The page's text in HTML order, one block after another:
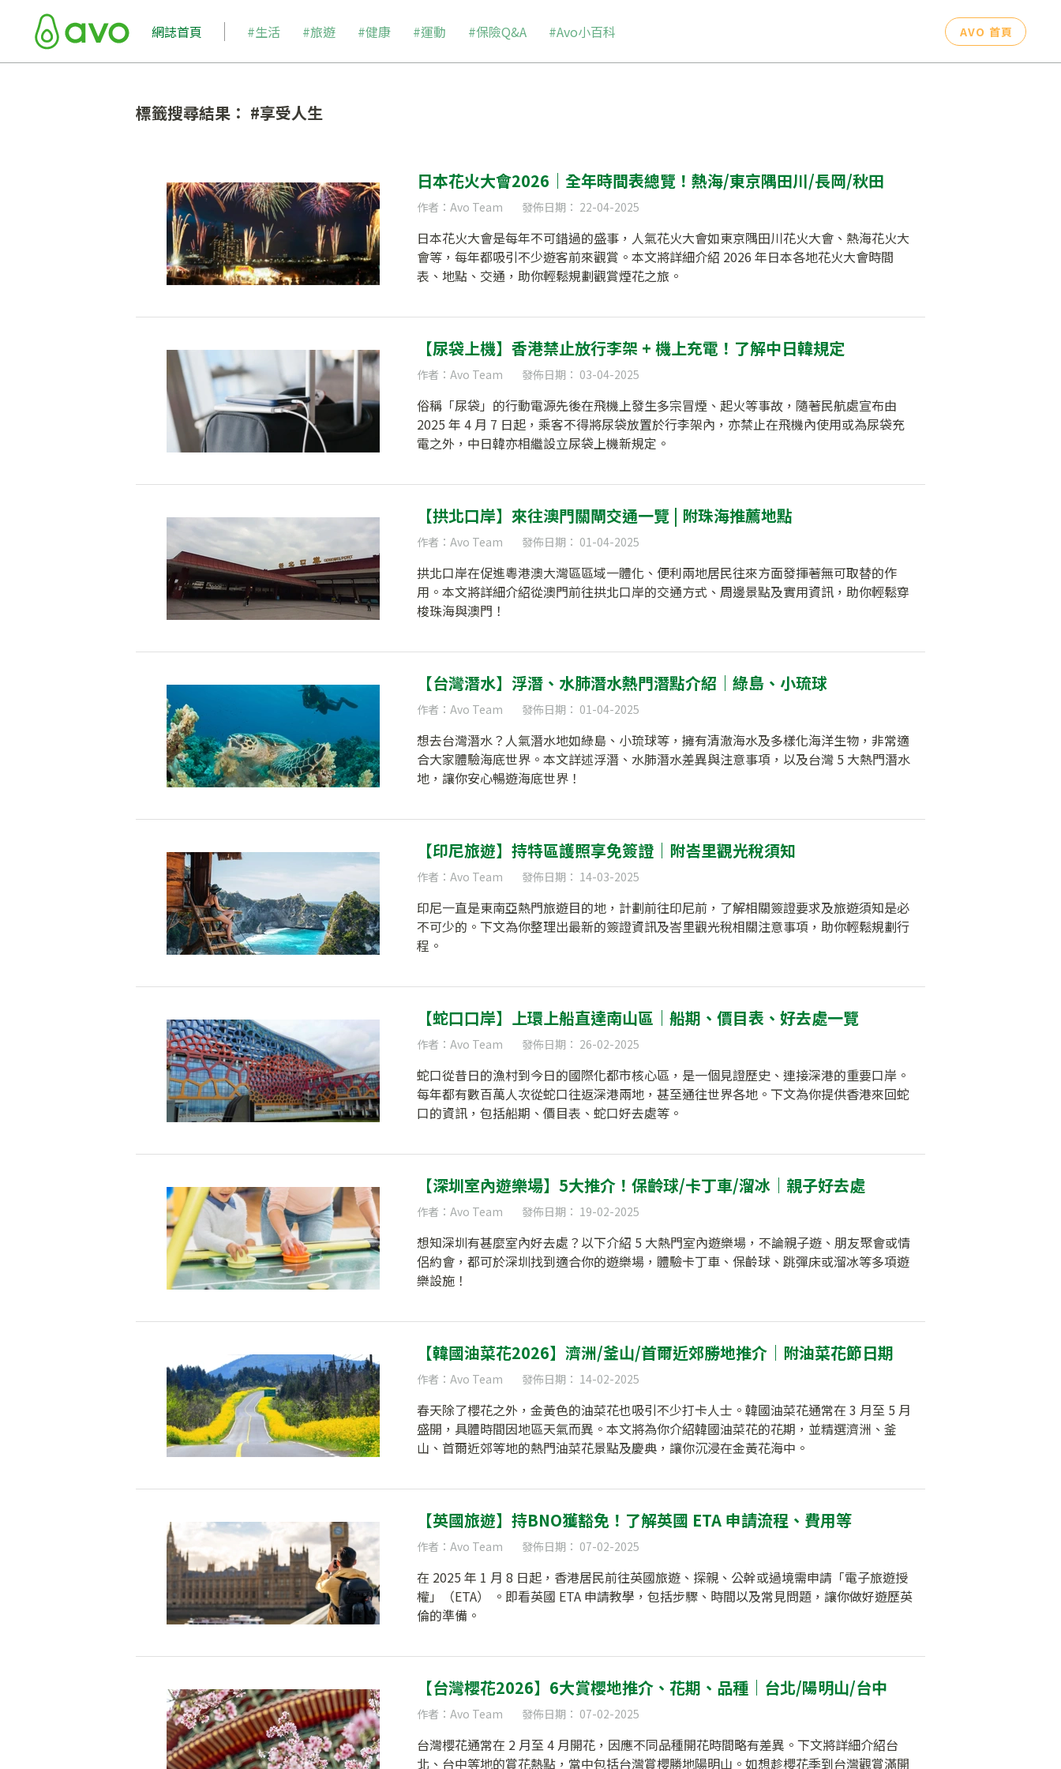
網誌首頁 #生活 #旅遊 #健康 #運動 #保險Q&A #Avo小百科 AVO 首頁
標籤搜尋結果： #享受人生
日本花火大會2026｜全年時間表總覽！熱海/東京隅田川/長岡/秋田
作者：Avo Team 發佈日期： 22-04-2025
日本花火大會是每年不可錯過的盛事，人氣花火大會如東京隅田川花火大會、熱海花火大
會等，每年都吸引不少遊客前來觀賞。本文將詳細介紹 2026 年日本各地花火大會時間
表、地點、交通，助你輕鬆規劃觀賞煙花之旅。
【尿袋上機】香港禁止放行李架 + 機上充電！了解中日韓規定
作者：Avo Team 發佈日期： 03-04-2025
俗稱「尿袋」的行動電源先後在飛機上發生多宗冒煙、起火等事故，隨著民航處宣布由
2025 年 4 月 7 日起，乘客不得將尿袋放置於行李架內，亦禁止在飛機內使用或為尿袋充
電之外，中日韓亦相繼設立尿袋上機新規定。
【拱北口岸】來往澳門關閘交通一覽 | 附珠海推薦地點
作者：Avo Team 發佈日期： 01-04-2025
拱北口岸在促進粵港澳大灣區區域一體化、便利兩地居民往來方面發揮著無可取替的作
用。本文將詳細介紹從澳門前往拱北口岸的交通方式、周邊景點及實用資訊，助你輕鬆穿
梭珠海與澳門！
【台灣潛水】浮潛、水肺潛水熱門潛點介紹｜綠島、小琉球
作者：Avo Team 發佈日期： 01-04-2025
想去台灣潛水？人氣潛水地如綠島、小琉球等，擁有清澈海水及多樣化海洋生物，非常適
合大家體驗海底世界。本文詳述浮潛、水肺潛水差異與注意事項，以及台灣 5 大熱門潛水
地，讓你安心暢遊海底世界！
【印尼旅遊】持特區護照享免簽證｜附峇里觀光稅須知
作者：Avo Team 發佈日期： 14-03-2025
印尼一直是東南亞熱門旅遊目的地，計劃前往印尼前，了解相關簽證要求及旅遊須知是必
不可少的。下文為你整理出最新的簽證資訊及峇里觀光稅相關注意事項，助你輕鬆規劃行
程。
【蛇口口岸】上環上船直達南山區｜船期、價目表、好去處一覽
作者：Avo Team 發佈日期： 26-02-2025
蛇口從昔日的漁村到今日的國際化都市核心區，是一個見證歷史、連接深港的重要口岸。
每年都有數百萬人次從蛇口往返深港兩地，甚至通往世界各地。下文為你提供香港來回蛇
口的資訊，包括船期、價目表、蛇口好去處等。
【深圳室內遊樂場】5大推介！保齡球/卡丁車/溜冰｜親子好去處
作者：Avo Team 發佈日期： 19-02-2025
想知深圳有甚麼室內好去處？以下介紹 5 大熱門室內遊樂場，不論親子遊、朋友聚會或情
侶約會，都可於深圳找到適合你的遊樂場，體驗卡丁車、保齡球、跳彈床或溜冰等多項遊
樂設施！
【韓國油菜花2026】濟洲/釜山/首爾近郊勝地推介｜附油菜花節日期
作者：Avo Team 發佈日期： 14-02-2025
春天除了櫻花之外，金黃色的油菜花也吸引不少打卡人士。韓國油菜花通常在 3 月至 5 月
盛開，具體時間因地區天氣而異。本文將為你介紹韓國油菜花的花期，並精選濟洲、釜
山、首爾近郊等地的熱門油菜花景點及慶典，讓你沉浸在金黃花海中。
【英國旅遊】持BNO獲豁免！了解英國 ETA 申請流程、費用等
作者：Avo Team 發佈日期： 07-02-2025
在 2025 年 1 月 8 日起，香港居民前往英國旅遊、探親、公幹或過境需申請「電子旅遊授
權」（ETA） 。即看英國 ETA 申請教學，包括步驟、時間以及常見問題，讓你做好遊歷英
倫的準備。
【台灣櫻花2026】6大賞櫻地推介、花期、品種｜台北/陽明山/台中
作者：Avo Team 發佈日期： 07-02-2025
台灣櫻花通常在 2 月至 4 月開花，因應不同品種開花時間略有差異。下文將詳細介紹台
北、台中等地的賞花熱點，當中包括台灣賞櫻勝地陽明山。如想趁櫻花季到台灣觀賞滿開